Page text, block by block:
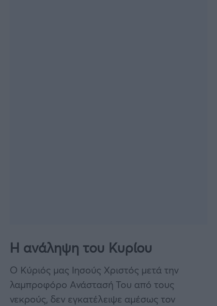
Η ανάληψη του Κυρίου
Ο Κύριός μας Ιησούς Χριστός μετά την
λαμπροφόρο Ανάστασή Του από τους
νεκρούς, δεν εγκατέλειψε αμέσως τον